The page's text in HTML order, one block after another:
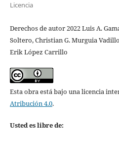
Licencia
Derechos de autor 2022 Luis A.
Soltero, Christian G. Murguia
Erik López Carrillo
Esta obra está bajo una licencia
Atribución 4.0.
Usted es libre de: